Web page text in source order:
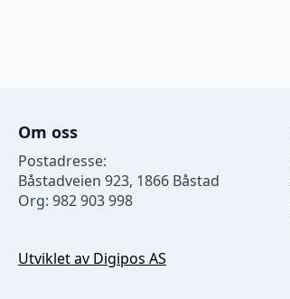
Om oss
Postadresse:
Båstadveien 923, 1866 Båstad
Org: 982 903 998
Utviklet av Digipos AS